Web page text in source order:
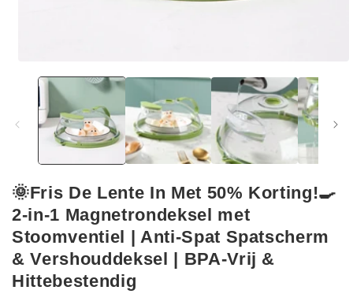
openen
modaal
🌞Fris De Lente In Met 50% Korting!🍳
2-in-1 Magnetrondeksel met
Stoomventiel | Anti-Spat Spatscherm
& Vershouddeksel | BPA-Vrij &
Hittebestendig